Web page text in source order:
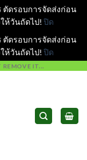
ดรอบการจัดส่งก่อน
ห้วันถัดไป! ปิด
ดรอบการจัดส่งก่อน
ห้วันถัดไป! ปิด
REMOVE IT...